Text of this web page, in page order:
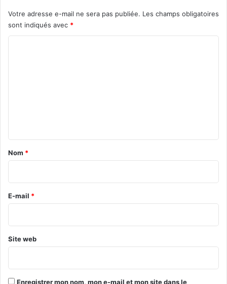
Votre adresse e-mail ne sera pas publiée. Les champs obligatoires
sont indiqués avec *
a
r
e
Nom *
E-mail *
Site web
Enregistrer mon nom, mon e-mail et mon site dans le